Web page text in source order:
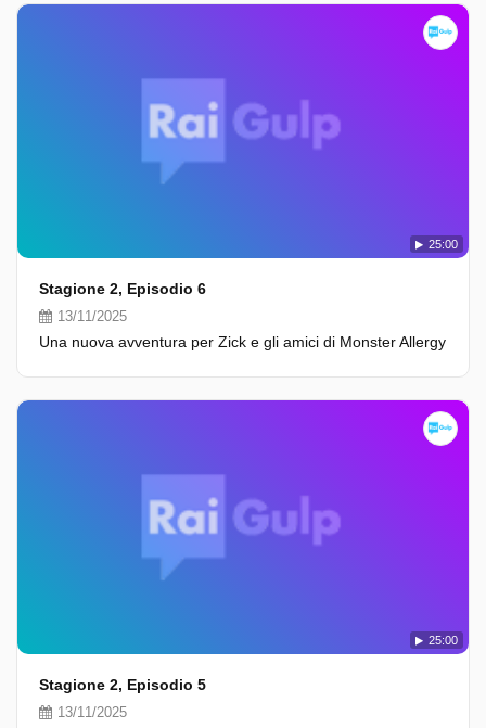
25:00
Stagione 2, Episodio 6
13/11/2025
Una nuova avventura per Zick e gli amici di Monster Allergy
25:00
Stagione 2, Episodio 5
13/11/2025